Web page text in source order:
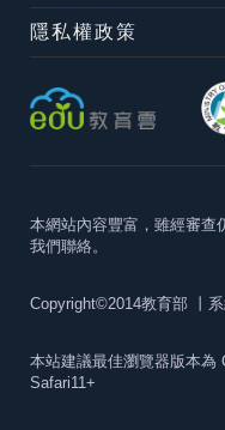
隱私權政策
本網站內容豐富，雖經審查
我們聯絡。
Copyright©2014教育部 丨
本站建議最佳瀏覽器版本為
Safari11+